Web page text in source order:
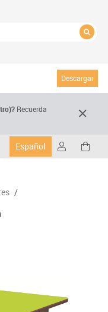
Descargar
Recuerda
Español
/